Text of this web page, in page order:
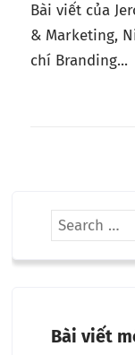
Bài viết của
& Marketing,
chí Branding...
Bài viết